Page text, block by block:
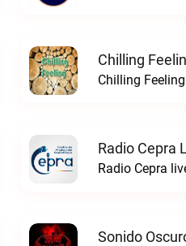
Chilling
Chilling
Radio Cepra
Radio Cepra
Sonido